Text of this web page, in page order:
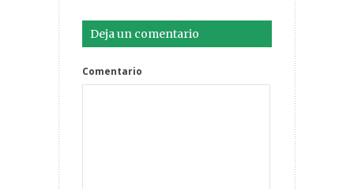
Deja un comentario
Comentario